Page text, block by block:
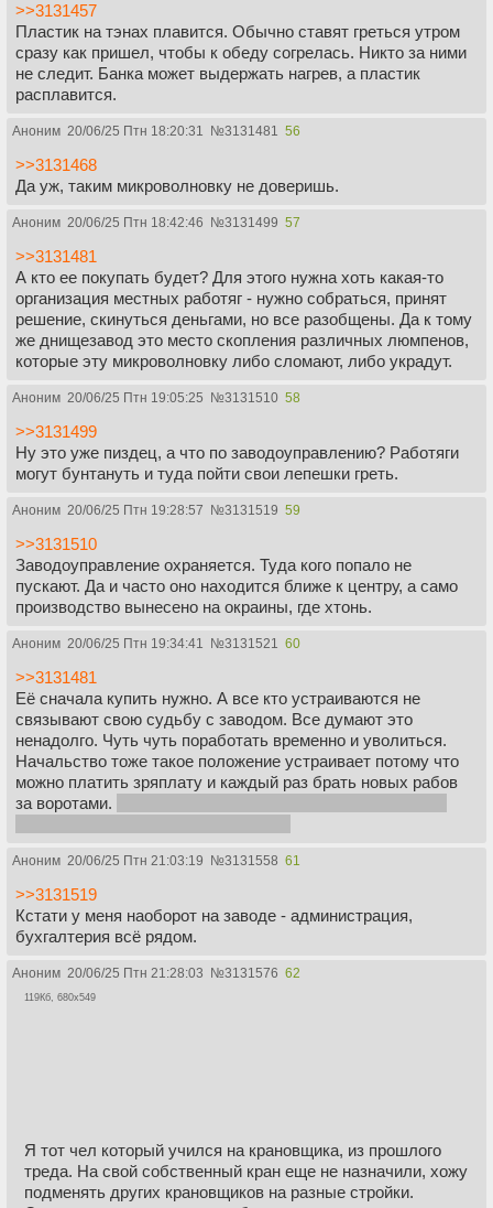
>>3131457
Пластик на тэнах плавится. Обычно ставят греться утром
сразу как пришел, чтобы к обеду согрелась. Никто за ними
не следит. Банка может выдержать нагрев, а пластик
расплавится.
Аноним 20/06/25 Птн 18:20:31 №3131481 56
>>3131468
Да уж, таким микроволновку не доверишь.
Аноним 20/06/25 Птн 18:42:46 №3131499 57
>>3131481
А кто ее покупать будет? Для этого нужна хоть какая-то
организация местных работяг - нужно собраться, принят
решение, скинуться деньгами, но все разобщены. Да к тому
же днищезавод это место скопления различных люмпенов,
которые эту микроволновку либо сломают, либо украдут.
Аноним 20/06/25 Птн 19:05:25 №3131510 58
>>3131499
Ну это уже пиздец, а что по заводоуправлению? Работяги
могут бунтануть и туда пойти свои лепешки греть.
Аноним 20/06/25 Птн 19:28:57 №3131519 59
>>3131510
Заводоуправление охраняется. Туда кого попало не
пускают. Да и часто оно находится ближе к центру, а само
производство вынесено на окраины, где хтонь.
Аноним 20/06/25 Птн 19:34:41 №3131521 60
>>3131481
Её сначала купить нужно. А все кто устраиваются не
связывают свою судьбу с заводом. Все думают это
ненадолго. Чуть чуть поработать временно и уволиться.
Начальство тоже такое положение устраивает потому что
можно платить зряплату и каждый раз брать новых рабов
за воротами.
Аноним 20/06/25 Птн 21:03:19 №3131558 61
>>3131519
Кстати у меня наоборот на заводе - администрация,
бухгалтерия всё рядом.
Аноним 20/06/25 Птн 21:28:03 №3131576 62
119Кб, 680x549
Я тот чел который учился на крановщика, из прошлого
треда. На свой собственный кран еще не назначили, хожу
подменять других крановщиков на разные стройки.